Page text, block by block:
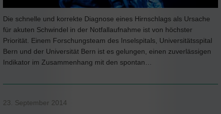
Die schnelle und korrekte Diagnose eines Hirnschlags als Ursache
für akuten Schwindel in der Notfallaufnahme ist von höchster
Priorität. Einem Forschungsteam des Inselspitals, Universitätsspital
Bern und der Universität Bern ist es gelungen, einen zuverlässigen
Indikator im Zusammenhang mit den spontan…
23. September 2014